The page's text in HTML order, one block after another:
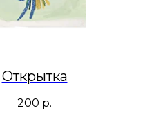
Открытка
200 р.